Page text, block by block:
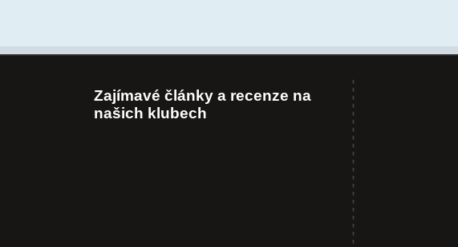
Zajímavé články a recenze na
našich klubech